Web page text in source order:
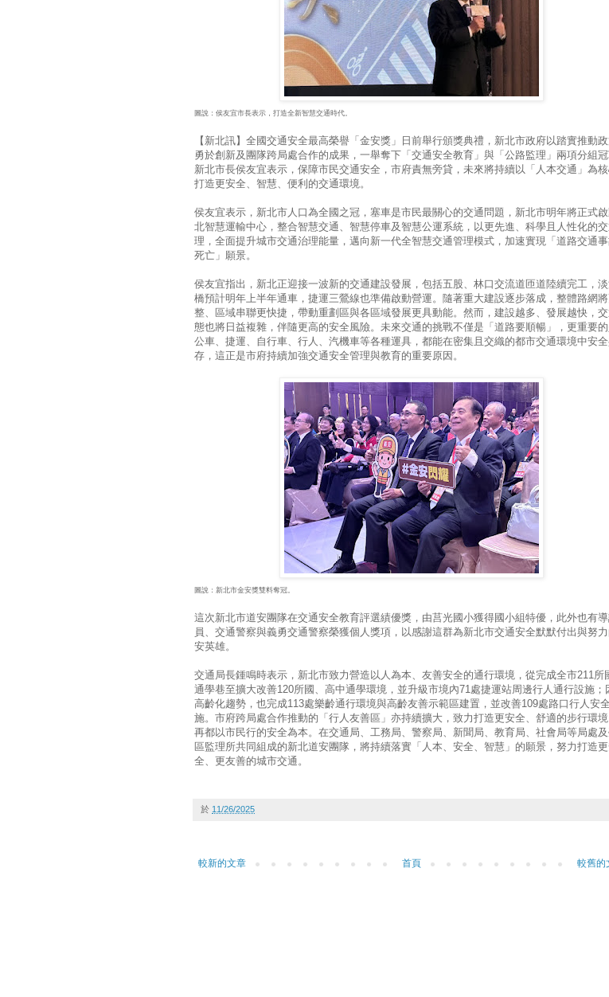
圖說：侯友宜市長表示，打造全新智慧交通時代。
【新北訊】全國交通安全最高榮譽「金安獎」日前舉行頒獎典禮，新北市政府以踏實推動政
勇於創新及團隊跨局處合作的成果，一舉奪下「交通安全教育」與「公路監理」兩項分組冠
新北市長侯友宜表示，保障市民交通安全，市府責無旁貸，未來將持續以「人本交通」為核
打造更安全、智慧、便利的交通環境。
侯友宜表示，新北市人口為全國之冠，塞車是市民最關心的交通問題，新北市明年將正式
北智慧運輸中心，整合智慧交通、智慧停車及智慧公運系統，以更先進、科學且人性化的
理，全面提升城市交通治理能量，邁向新一代全智慧交通管理模式，加速實現「道路交通
死亡」願景。
侯友宜指出，新北正迎接一波新的交通建設發展，包括五股、林口交流道匝道陸續完工，
橋預計明年上半年通車，捷運三鶯線也準備啟動營運。隨著重大建設逐步落成，整體路網
整、區域串聯更快捷，帶動重劃區與各區域發展更具動能。然而，建設越多、發展越快，
態也將日益複雜，伴隨更高的安全風險。未來交通的挑戰不僅是「道路要順暢」，更重要
公車、捷運、自行車、行人、汽機車等各種運具，都能在密集且交織的都市交通環境中安
存，這正是市府持續加強交通安全管理與教育的重要原因。
圖說：新北市金安獎雙料奪冠。
這次新北市道安團隊在交通安全教育評選績優獎，由莒光國小獲得國小組特優，此外也有導
員、交通警察與義勇交通警察榮獲個人獎項，以感謝這群為新北市交通安全默默付出與努
安英雄。
交通局長鍾鳴時表示，新北市致力營造以人為本、友善安全的通行環境，從完成全市211所
通學巷至擴大改善120所國、高中通學環境，並升級市境內71處捷運站周邊行人通行設施；
高齡化趨勢，也完成113處樂齡通行環境與高齡友善示範區建置，並改善109處路口行人安
施。市府跨局處合作推動的「行人友善區」亦持續擴大，致力打造更安全、舒適的步行環
再都以市民行的安全為本。在交通局、工務局、警察局、新聞局、教育局、社會局等局處
區監理所共同組成的新北道安團隊，將持續落實「人本、安全、智慧」的願景，努力打造
全、更友善的城市交通。
於 11/26/2025
較新的文章 較舊的
首頁